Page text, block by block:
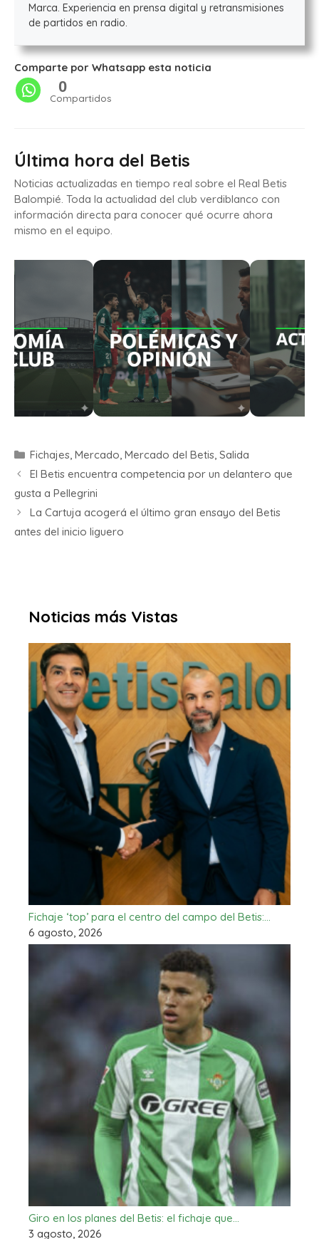
Marca. Experiencia en prensa digital y retransmisiones
de partidos en radio.
Comparte por Whatsapp esta noticia
0
Compartidos
Última hora del Betis
Noticias actualizadas en tiempo real sobre el Real Betis
Balompié. Toda la actualidad del club verdiblanco con
información directa para conocer qué ocurre ahora
mismo en el equipo.
Fichajes, Mercado, Mercado del Betis, Salida
El Betis encuentra competencia por un delantero que
gusta a Pellegrini
La Cartuja acogerá el último gran ensayo del Betis
antes del inicio liguero
Noticias más Vistas
Fichaje ‘top’ para el centro del campo del Betis:…
6 agosto, 2026
Giro en los planes del Betis: el fichaje que…
3 agosto, 2026